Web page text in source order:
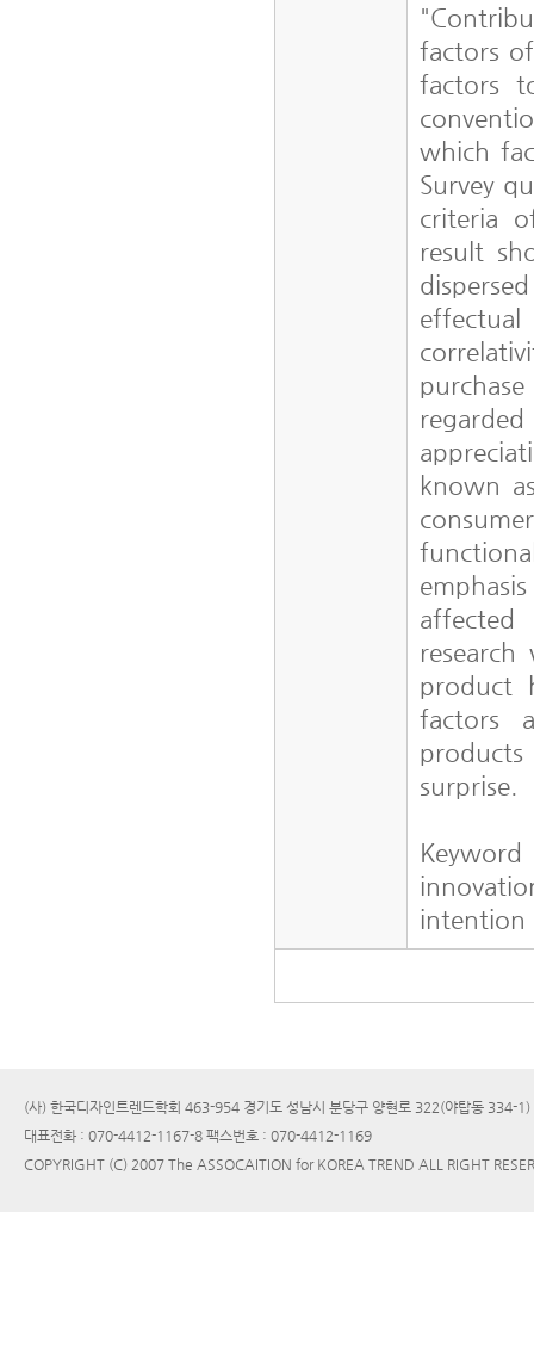
factors
factors
which
Survey
criteria
result
known
product
factors
surprise.
Keyword
intention
(사) 한국디자인트렌드학회 463-954 경기도 성남시 분당구 양현로 322(야탑동 334-
대표전화 : 070-4412-1167-8 팩스번호 : 070-4412-1169
COPYRIGHT (C) 2007 The ASSOCAITION for KOREA TREND ALL RIGHT